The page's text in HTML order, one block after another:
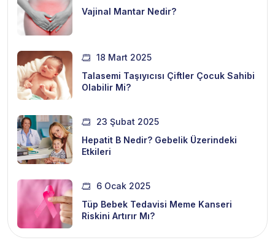
Vajinal Mantar Nedir?
18 Mart 2025
Talasemi Taşıyıcısı Çiftler Çocuk Sahibi
Olabilir Mi?
23 Şubat 2025
Hepatit B Nedir? Gebelik Üzerindeki
Etkileri
6 Ocak 2025
Tüp Bebek Tedavisi Meme Kanseri
Riskini Artırır Mı?